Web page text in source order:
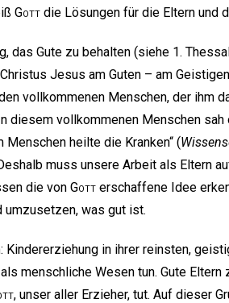
Gott die Lösungen für die Eltern und
Gute zu behalten (siehe 1.
Jesus am Guten – am
vollkommenen Menschen, der ihm
diesem vollkommenen Menschen sah
heilte die Kranken“ (
muss unsere Arbeit als Eltern
die von Gott erschaffene Idee
umzusetzen, was gut ist.
in ihrer reinsten,
menschliche Wesen tun. Gute Eltern
, unser aller Erzieher, tut. Auf dieser